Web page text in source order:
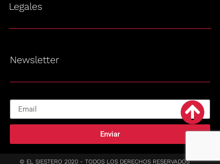
Legales
Newsletter
Enviar
© EL SIESTERO 2020 - TODOS LOS DERECHOS RESERVADOS